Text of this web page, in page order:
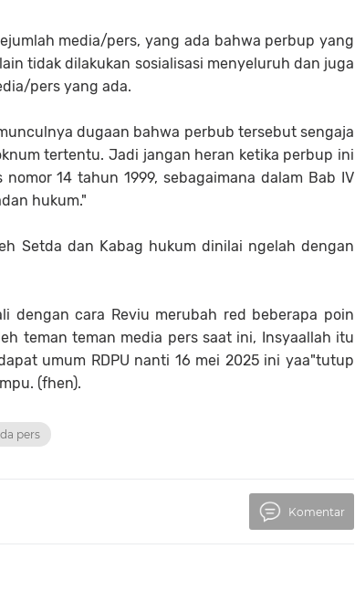
media/pers, yang ada bahwa perbup yang
tidak dilakukan sosialisasi menyeluruh dan juga
pers yang ada.
dugaan bahwa perbub tersebut sengaja
tertentu. Jadi jangan heran ketika perbup ini
14 tahun 1999, sebagaimana dalam Bab IV
hukum."
Setda dan Kabag hukum dinilai ngelah dengan
dengan cara Reviu merubah red beberapa poin
teman teman media pers saat ini, Insyaallah itu
umum RDPU nanti 16 mei 2025 ini yaa"tutup
(fhen).
pers
Komentar